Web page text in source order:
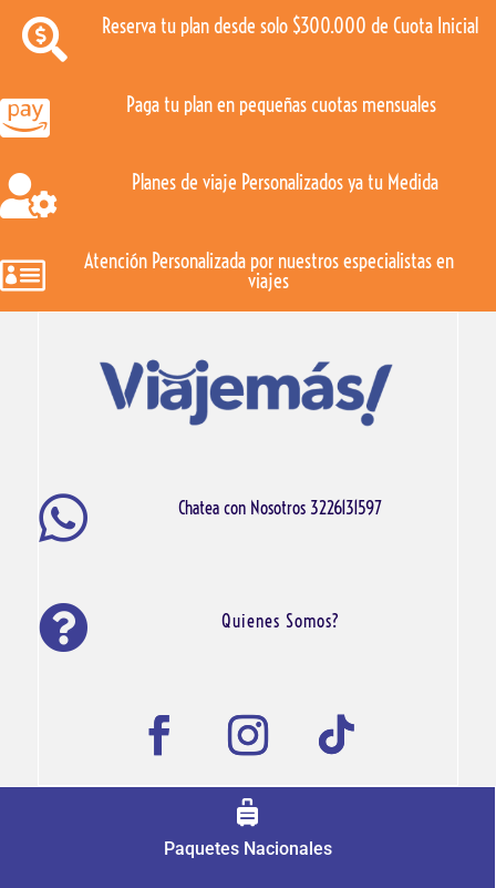
 Reserva tu plan desde solo $300.000 de Cuota Inicial
 Paga tu plan en pequeñas cuotas mensuales
 Planes de viaje Personalizados ya tu Medida
 Atención Personalizada por nuestros especialistas en
viajes
 Chatea con Nosotros 3226131597
 Quienes Somos?

Paquetes Nacionales